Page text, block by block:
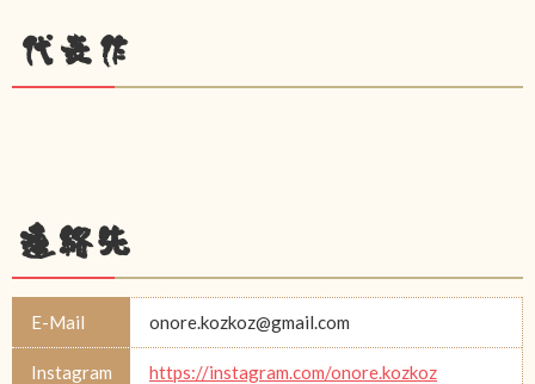
代表作
連絡先
E-Mail onore.kozkoz@gmail.com
Instagram https://instagram.com/onore.kozkoz